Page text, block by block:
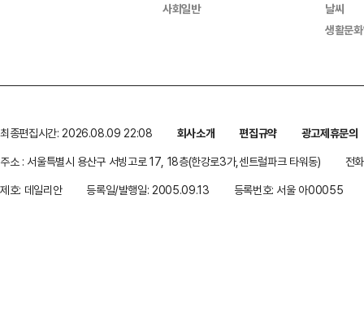
사회일반
날씨
생활문
최종편집시간: 2026.08.09 22:08 회사소개 편집규약
광고제휴문의
주소 : 서울특별시 용산구 서빙고로 17, 18층(한강로3가,센트럴파크 타워동)
전
제호: 데일리안
등록일/발행일: 2005.09.13 등록번호: 서울 아00055